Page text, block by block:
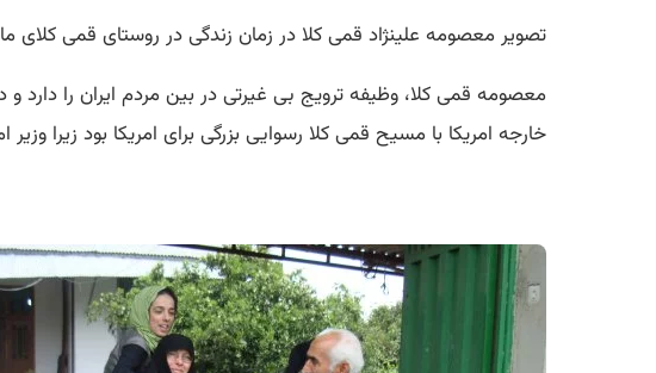
تصویر معصومه علینژاد قمی کلا در زمان زندگی در روستای قمی کلای
معصومه قمی کلا، وظیفه ترویج بی غیرتی در بین مردم ایران را دارد و
خارجه امریکا با مسیح قمی کلا رسوایی بزرگی برای امریکا بود زیرا